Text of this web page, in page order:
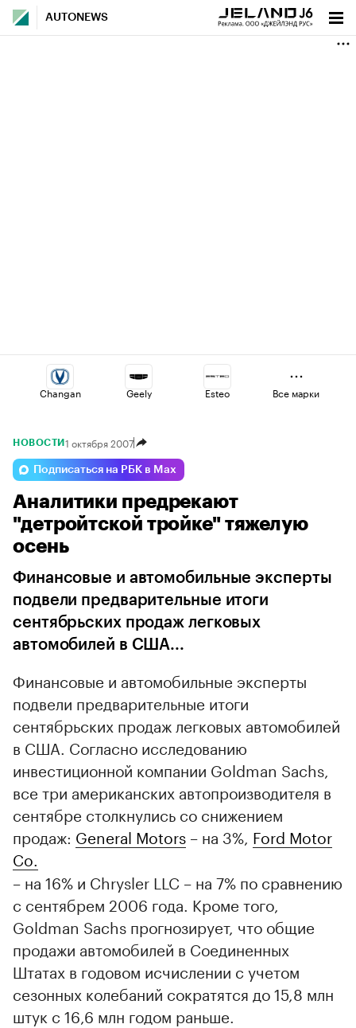
AUTONEWS
Changan Geely Esteo
Voyah Omoda
Lada Volga Jaecoo
Все марки
НОВОСТИ 1 октября 2007
Подписаться на РБК в Max
Аналитики предрекают
"детройтской тройке" тяжелую
осень
Финансовые и автомобильные эксперты
подвели предварительные итоги
сентябрьских продаж легковых
автомобилей в США...
Финансовые и автомобильные эксперты
подвели предварительные итоги
сентябрьских продаж легковых автомобилей
в США. Согласно исследованию
инвестиционной компании Goldman Sachs,
все три американских автопроизводителя в
сентябре столкнулись со снижением
продаж: General Motors – на 3%, Ford Motor
Co.
– на 16% и Chrysler LLC – на 7% по сравнению
с сентябрем 2006 года. Кроме того,
Goldman Sachs прогнозирует, что общие
продажи автомобилей в Соединенных
Штатах в годовом исчислении с учетом
сезонных колебаний сократятся до 15,8 млн
штук с 16,6 млн годом раньше.